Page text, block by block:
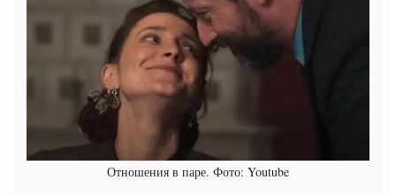
Отношения в паре. Фото: Youtube